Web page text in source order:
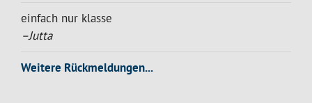
einfach nur klasse
–Jutta
Weitere Rückmeldungen...